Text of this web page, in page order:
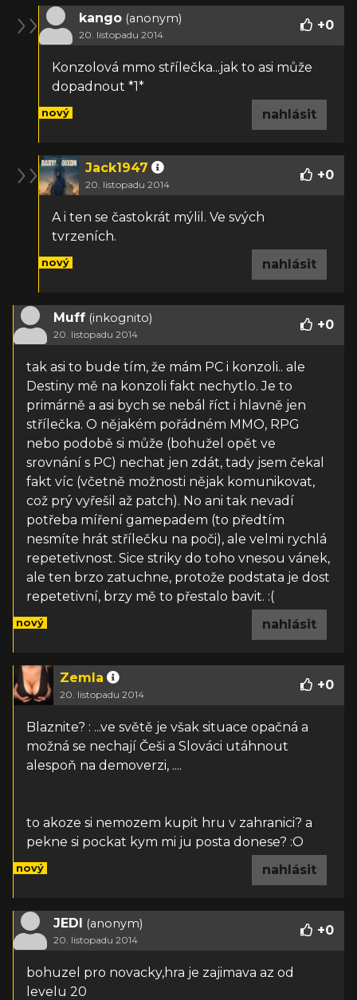
kango (anonym)
20. listopadu 2014
+0
Konzolová mmo střílečka...jak to asi může
dopadnout *1*
nový nahlásit
Jack1947
20. listopadu 2014
+0
A i ten se častokrát mýlil. Ve svých
tvrzeních.
nový nahlásit
Muff (inkognito)
20. listopadu 2014
+0
tak asi to bude tím, že mám PC i konzoli.. ale
Destiny mě na konzoli fakt nechytlo. Je to
primárně a asi bych se nebál říct i hlavně jen
střílečka. O nějakém pořádném MMO, RPG
nebo podobě si může (bohužel opět ve
srovnání s PC) nechat jen zdát, tady jsem čekal
fakt víc (včetně možnosti nějak komunikovat,
což prý vyřešil až patch). No ani tak nevadí
potřeba míření gamepadem (to předtím
nesmíte hrát střílečku na poči), ale velmi rychlá
repetetivnost. Sice striky do toho vnesou vánek,
ale ten brzo zatuchne, protože podstata je dost
repetetivní, brzy mě to přestalo bavit. :(
nový nahlásit
Zemla
20. listopadu 2014
+0
Blaznite? : ...ve světě je však situace opačná a
možná se nechají Češi a Slováci utáhnout
alespoň na demoverzi, ....
to akoze si nemozem kupit hru v zahranici? a
pekne si pockat kym mi ju posta donese? :O
nový nahlásit
JEDI (anonym)
20. listopadu 2014
+0
bohuzel pro novacky,hra je zajimava az od
levelu 20